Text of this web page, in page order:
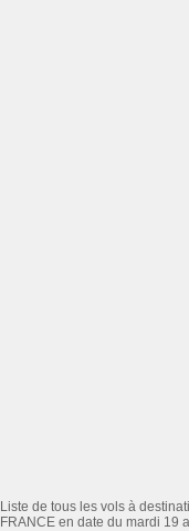
Liste de tous les vols à
FRANCE en date du mardi 19